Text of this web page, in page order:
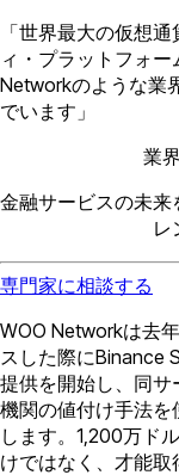
「世界最大の仮想
ィ・プラットフォ
Networkのような業
でいます」
業
金融サービスの未来
レ
専門家に相談する
WOO Networkは去
スした際にBinance
提供を開始し、同サ
機関の値付け手法を
します。1,200万ド
けではなく、才能取